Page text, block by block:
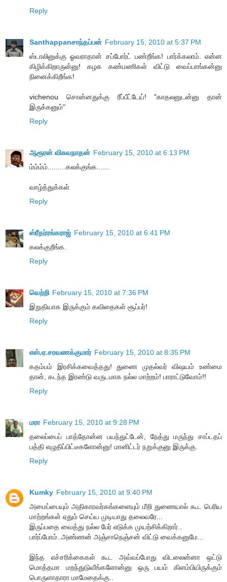
Reply
Santhappanசாந்தப்பன் February 15, 2010 at 5:37 PM
ஸ்டாலினுக்கு ஓவராதான் சப்போர்ட் பண்றீங்க! பார்க்கலாம். என்ன
கிழிக்கிறாருன்னு! க‌ழ‌க‌ க‌ண்ம‌ணிக‌ள் விட்டு வைப்பாங்கன்னு
நினைக்கிறீங்க‌!
vichenou சொன்ன‌துக்கு ரீப்பீட்டேய்! "காத‌ல‌னுட‌ன்னு தான்
இருக்க‌னும்"
Reply
ஆரூரன் விசுவநாதன் February 15, 2010 at 6:13 PM
ம்ம்ம்ம்.........கலக்குங்க......
வாழ்த்துக்கள்
Reply
ஸ்ரீதர்ரங்கராஜ் February 15, 2010 at 6:41 PM
கலக்குறீங்க.
Reply
வெற்றி February 15, 2010 at 7:36 PM
இறுதியாக இருக்கும் கவிதைகள் சூப்பர்!
Reply
எஸ்.ஏ.சரவணக்குமார் February 15, 2010 at 8:35 PM
கதம்பம் இரசிக்கவைத்தது! துணை முதல்வர் விஷயம் உண்மை
தான், கடந்த இரண்டு வருடமாக நல்ல மாற்றம்! பாராட்டுவோம்!!
Reply
மரா February 15, 2010 at 9:28 PM
தலைப்பைப் பாத்தோன்ன பயந்துட்டேன், நேத்து மருந்து சாப்டதப்
பத்தி எழுதிப்பிட்டீகளோன்னு! மானிட்டர் நறுக்குனு இருக்கு.
Reply
Kumky February 15, 2010 at 9:40 PM
அமைப்பையும் அதிகாரவர்கங்களையும் மீறி துணையால் கூட பெரிய
மாற்றங்கள் ஏதும் செய்ய முடியாது தலைவரே...
இருப்பதை வைத்து நல்ல பேர் எடுக்க முயற்சிக்கிறார்..
பார்ப்போம்..அண்ணன் அஞ்சாநெஞ்சன் விட்டு வைக்கனுமே...
இந்த எச்சரிக்கைகள் கூட அவ்வப்போது விடலைன்னா ஒட்டு
மொத்தமா மறந்துடுவீங்களோன்னு ஒரு பயம் கிளம்பியிருக்கும்
பொருளாதாரா மாமேதைக்கு..